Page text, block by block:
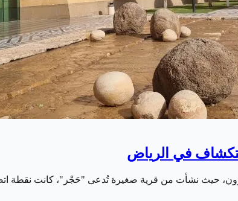
حيث نشأت من قرية صغيرة تُدعى "حَجْر"، كانت نقطة